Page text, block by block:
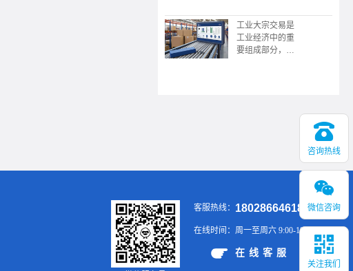
茶 还看今昭”
2023昭平有机
茶，香沁粤港澳
大湾区推介会在
转型的典范，更
展现了传音“深
耕本地化，敢为
全球先”的战略
工业大宗交易是
工业经济中的重
要组成部分，涉
售，提升市场竞
客服热线： 18028664618
在线时间：周一至周六 9:00-19:00
在线客服
咨询热线
微信咨询
关注我们